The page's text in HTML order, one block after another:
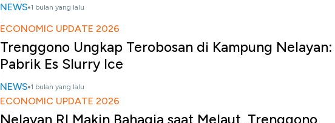
NEWS 1 bulan yang lalu
ECONOMIC UPDATE 2026
Trenggono Ungkap Terobosan di Kampung Nelayan:
Pabrik Es Slurry Ice
NEWS 1 bulan yang lalu
ECONOMIC UPDATE 2026
Nelayan RI Makin Bahagia saat Melaut, Trenggono